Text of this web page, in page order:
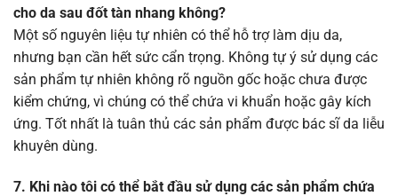
cho da sau đốt tàn nhang không?
Một số nguyên liệu tự nhiên có thể hỗ trợ làm dịu da,
nhưng bạn cần hết sức cẩn trọng. Không tự ý sử dụng các
sản phẩm tự nhiên không rõ nguồn gốc hoặc chưa được
kiểm chứng, vì chúng có thể chứa vi khuẩn hoặc gây kích
ứng. Tốt nhất là tuân thủ các sản phẩm được bác sĩ da liễu
khuyên dùng.
7. Khi nào tôi có thể bắt đầu sử dụng các sản phẩm chứa